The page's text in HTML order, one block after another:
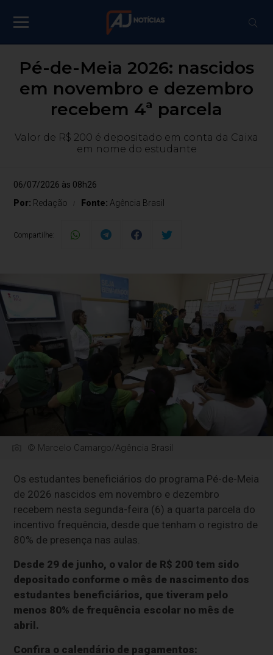
Pé-de-Meia 2026: nascidos
em novembro e dezembro
recebem 4ª parcela
Valor de R$ 200 é depositado em conta da Caixa
em nome do estudante
06/07/2026 às 08h26
Por: Redação Fonte: Agência Brasil
Compartilhe:
© Marcelo Camargo/Agência Brasil
Os estudantes beneficiários do programa Pé-de-Meia
de 2026 nascidos em novembro e dezembro
recebem nesta segunda-feira (6) a quarta parcela do
incentivo frequência, desde que tenham o registro de
80% de presença nas aulas.
Desde 29 de junho, o valor de R$ 200 tem sido
depositado conforme o mês de nascimento dos
estudantes beneficiários, que tiveram pelo
menos 80% de frequência escolar no mês de
abril.
Confira o calendário de pagamentos: